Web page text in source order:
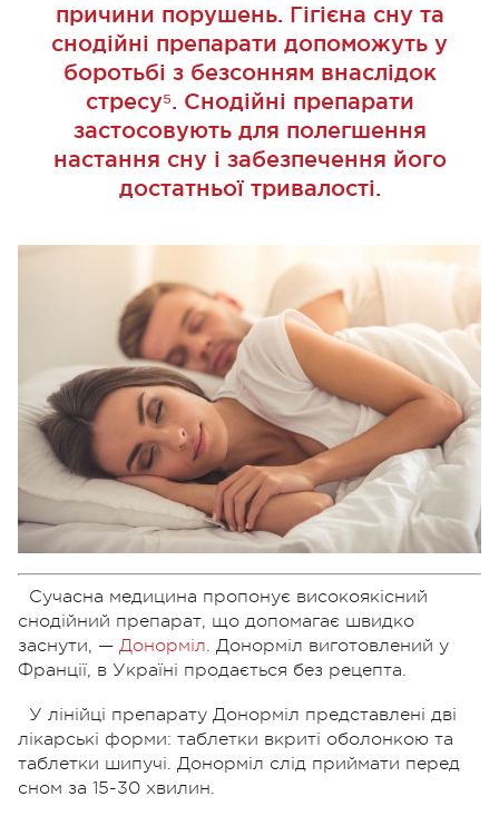
причини порушень. Гігієна сну та
снодійні препарати допоможуть у
боротьбі з безсонням внаслідок
стресу⁵. Снодійні препарати
застосовують для полегшення
настання сну і забезпечення його
достатньої тривалості.
Сучасна медицина пропонує високоякісний
снодійний препарат, що допомагає швидко
заснути, — Донорміл. Донорміл виготовлений у
Франції, в Україні продається без рецепта.
У лінійці препарату Донорміл представлені дві
лікарські форми: таблетки вкриті оболонкою та
таблетки шипучі. Донорміл слід приймати перед
сном за 15-30 хвилин.